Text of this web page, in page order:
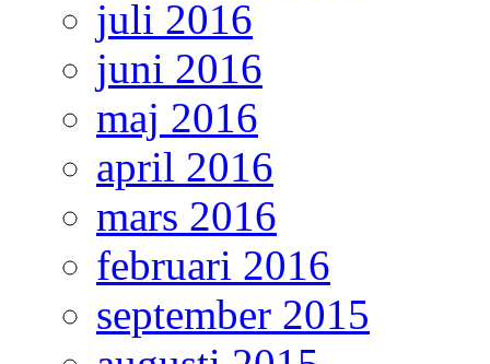
juli 2016
juni 2016
maj 2016
april 2016
mars 2016
februari 2016
september 2015